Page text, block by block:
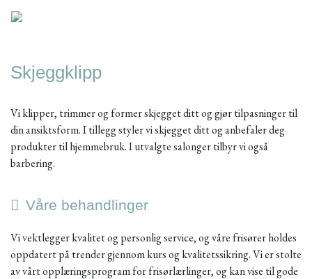
Skjeggklipp
Vi klipper, trimmer og former skjegget ditt og gjør tilpasninger til
din ansiktsform. I tillegg styler vi skjegget ditt og anbefaler deg
produkter til hjemmebruk. I utvalgte salonger tilbyr vi også
barbering.
Våre behandlinger
Vi vektlegger kvalitet og personlig service, og våre frisører holdes
oppdatert på trender gjennom kurs og kvalitetssikring. Vi er stolte
av vårt opplæringsprogram for frisørlærlinger, og kan vise til gode